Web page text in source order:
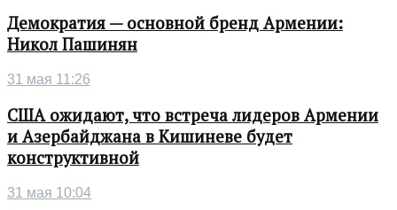
Демократия — основной бренд Армении:
Никол Пашинян
31 мая 11:26
США ожидают, что встреча лидеров Армении
и Азербайджана в Кишиневе будет
конструктивной
31 мая 10:04